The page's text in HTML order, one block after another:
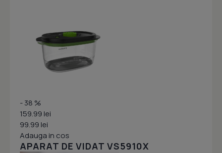
- 38 %
159.99 lei
99.99 lei
Adauga in cos
APARAT DE VIDAT VS5910X